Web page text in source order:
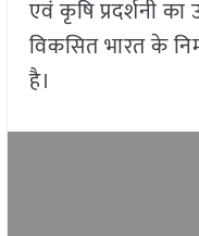
एवं कृषि प्रदर्शनी
विकसित भारत के
है।